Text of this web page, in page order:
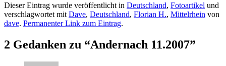
Dieser Eintrag wurde veröffentlicht in Deutschland, Fotoartikel und
verschlagwortet mit Dave, Deutschland, Florian H., Mittelrhein von
dave. Permanenter Link zum Eintrag.
2 Gedanken zu “Andernach 11.2007”